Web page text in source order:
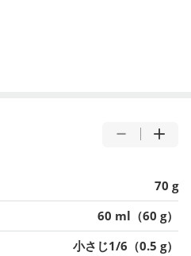
70 g
60 ml（60 g）
小さじ1/6（0.5 g）